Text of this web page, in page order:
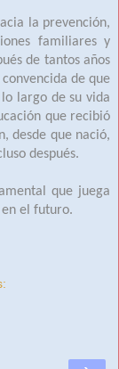
la prevención,
familiares y
de tantos años
de que
largo de su vida
que recibió
desde que nació,
después.
que juega
en el futuro.